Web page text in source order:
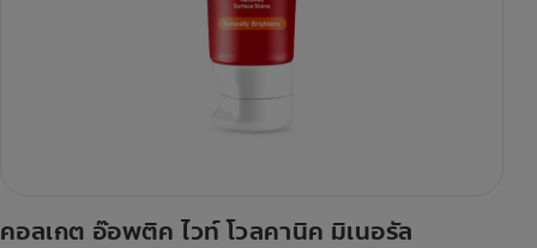
คอลเกต อ๊อพติค ไวท์ โวลคานิค มิเนอรัล